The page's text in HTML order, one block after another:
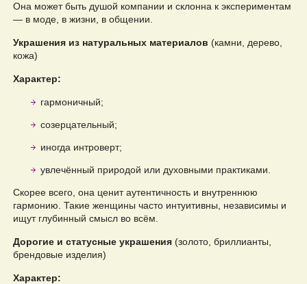
Она может быть душой компании и склонна к экспериментам
— в моде, в жизни, в общении.
Украшения из натуральных материалов (камни, дерево,
кожа)
Характер:
гармоничный;
созерцательный;
иногда интроверт;
увлечённый природой или духовными практиками.
Скорее всего, она ценит аутентичность и внутреннюю
гармонию. Такие женщины часто интуитивны, независимы и
ищут глубинный смысл во всём.
Дорогие и статусные украшения (золото, бриллианты,
брендовые изделия)
Характер: